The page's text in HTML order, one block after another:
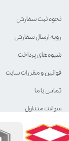
نحوه ثبت سفارش
رویه ارسال سفارش
شیوه‌های پرداخت
قوانین و مقررات سایت
تماس با ما
سوالات متداول